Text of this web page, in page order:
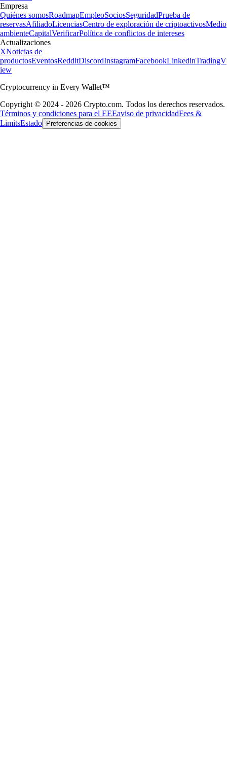
Empresa
Quiénes somosRoadmapEmpleoSociosSeguridadPrueba de
reservasAfiliadoLicenciasCentro de exploración de criptoactivosMedio
ambienteCapitalVerificarPolítica de conflictos de intereses
Actualizaciones
XNoticias de
productosEventosRedditDiscordInstagramFacebookLinkedinTradingV
iew
Cryptocurrency in Every Wallet™
Copyright © 2024 - 2026 Crypto.com. Todos los derechos reservados.
Términos y condiciones para el EEEaviso de privacidadFees &
LimitsEstado Preferencias de cookies